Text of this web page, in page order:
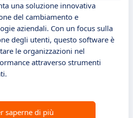
una soluzione innovativa
del cambiamento e
aziendali. Con un focus sulla
degli utenti, questo software è
le organizzazioni nel
attraverso strumenti
saperne di più